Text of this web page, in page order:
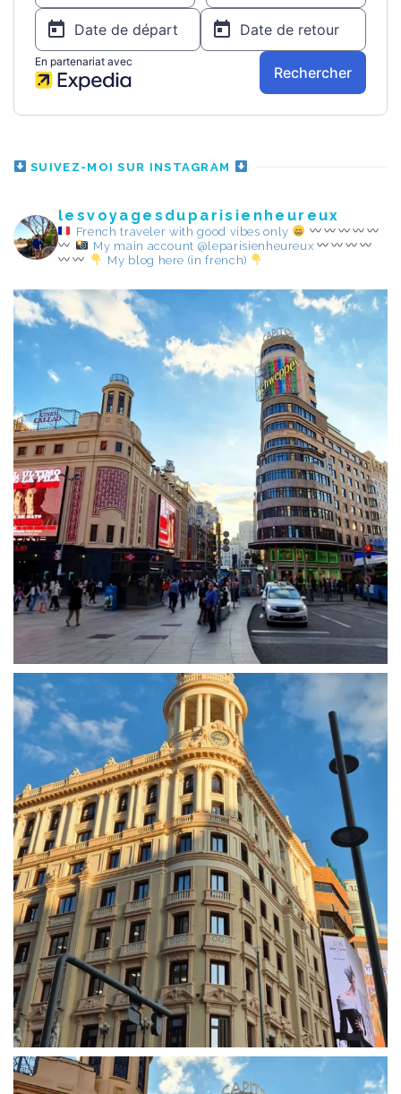
SUIVEZ-MOI SUR INSTAGRAM
lesvoyagesduparisienheureux
French traveler with good vibes only
My main account @leparisienheureux
My blog here (in french)